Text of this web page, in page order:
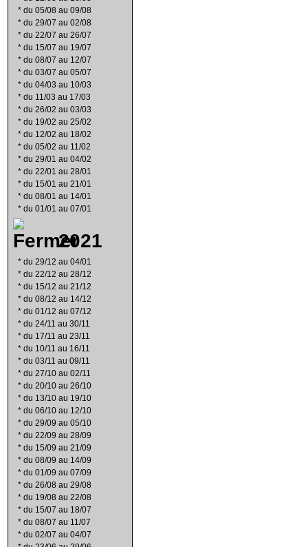
* du 05/08 au 09/08
* du 29/07 au 02/08
* du 22/07 au 26/07
* du 15/07 au 19/07
* du 08/07 au 12/07
* du 03/07 au 05/07
* du 04/03 au 10/03
* du 11/03 au 17/03
* du 26/02 au 03/03
* du 19/02 au 25/02
* du 12/02 au 18/02
* du 05/02 au 11/02
* du 29/01 au 04/02
* du 22/01 au 28/01
* du 15/01 au 21/01
* du 08/01 au 14/01
* du 01/01 au 07/01
2021
* du 29/12 au 04/01
* du 22/12 au 28/12
* du 15/12 au 21/12
* du 08/12 au 14/12
* du 01/12 au 07/12
* du 24/11 au 30/11
* du 17/11 au 23/11
* du 10/11 au 16/11
* du 03/11 au 09/11
* du 27/10 au 02/11
* du 20/10 au 26/10
* du 13/10 au 19/10
* du 06/10 au 12/10
* du 29/09 au 05/10
* du 22/09 au 28/09
* du 15/09 au 21/09
* du 08/09 au 14/09
* du 01/09 au 07/09
* du 26/08 au 29/08
* du 19/08 au 22/08
* du 15/07 au 18/07
* du 08/07 au 11/07
* du 02/07 au 04/07